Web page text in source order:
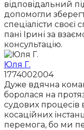
відповідальний
допомогли
спеціалісти
пані Ірині за
консультацію.
Юля Г.
1774002004
Дуже вдячна
боролася на
судових процесів
косаційних
перемога, бо ми